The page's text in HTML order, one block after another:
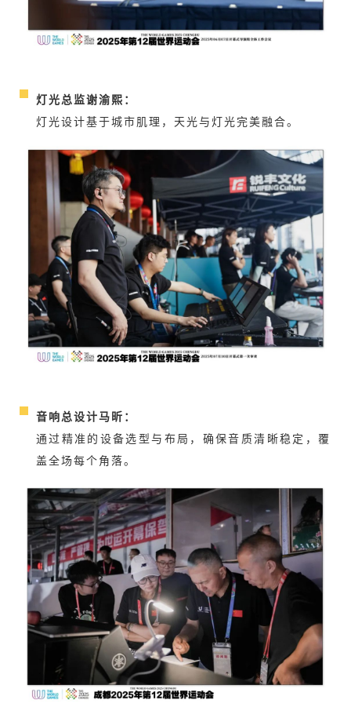
灯光总监谢渝熙：
灯光设计基于城市肌理，天光与灯光完美融合。
音响总设计马昕：
通过精准的设备选型与布局，确保音质清晰稳定，覆
盖全场每个角落。